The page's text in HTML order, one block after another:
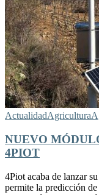
ActualidadAgricultura
NUEVO
4PIOT
4Piot acaba de lanzar
permite la predicción